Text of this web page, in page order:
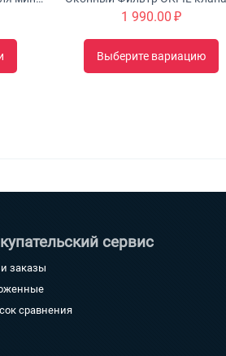
1 990.00 ₽
Выберите вариацию
сервис
заказы
сравнения